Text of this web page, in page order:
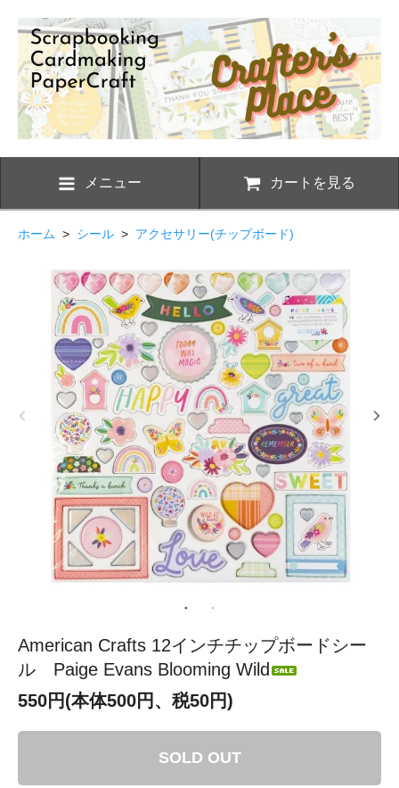
メニュー カートを見る
ホーム > シール > アクセサリー(チップボード)
American Crafts 12インチチップボードシー
ル Paige Evans Blooming Wild
550円(本体500円、税50円)
SOLD OUT